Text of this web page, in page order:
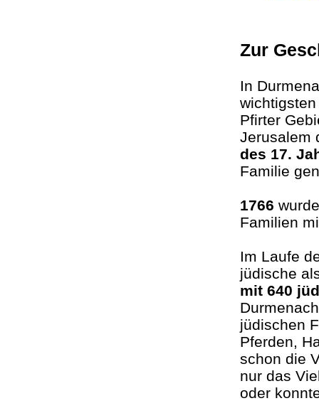
Zur
In
Pfirter
Jerusalem
des 17.
Familie
1766
Familien
Im Laufe
jüdische
mit 640
jüdischen
Pferden,
schon die
nur das
oder